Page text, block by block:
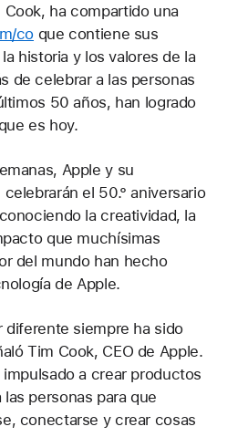
Cook, ha compartido una
co que contiene sus
historia y los valores de la
de celebrar a las personas
50 años, han logrado
es hoy.
Apple y su
el 50.° aniversario
la creatividad, la
que muchísimas
del mundo han hecho
de Apple.
diferente siempre ha sido
Tim Cook, CEO de Apple.
impulsado a crear productos
personas para que
conectarse y crear cosas